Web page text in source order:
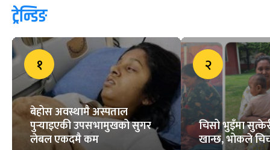
ट्रेन्डिङ
१
बेहोस अवस्थामै अस्पताल
पुर्‍याइएकी उपसभामुखको सुगर
लेबल एकदमै कम
२
चिसो भुइँमा
खान्छ, भोकले